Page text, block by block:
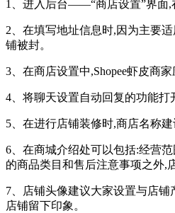
1、进入后台——“商店设置”界面,
2、在填写地址信息时,因为主要
铺被封。
3、在商店设置中,Shopee虾皮商
4、将聊天设置自动回复的功能
5、在进行店铺装修时,商店名称
6、在商城介绍处可以包括:经营
的商品类目和售后注意事项之外,
7、店铺头像建议大家设置与店
店铺留下印象。